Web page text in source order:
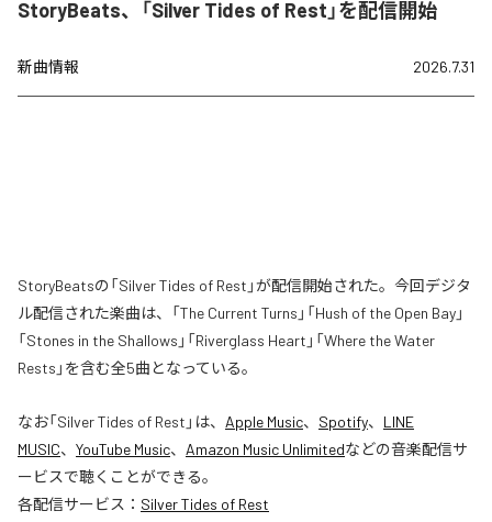
StoryBeats、「Silver Tides of Rest」を配信開始
新曲情報 2026.7.31
StoryBeatsの「Silver Tides of Rest」が配信開始された。今回デジタ
ル配信された楽曲は、「The Current Turns」「Hush of the Open Bay」
「Stones in the Shallows」「Riverglass Heart」「Where the Water
Rests」を含む全5曲となっている。
なお「Silver Tides of Rest 」は、 Apple Music、 Spotify、 LINE
MUSIC、 YouTube Music、 Amazon Music Unlimitedなどの音楽配信サ
ービスで聴くことができる。
各配信サービス： Silver Tides of Rest